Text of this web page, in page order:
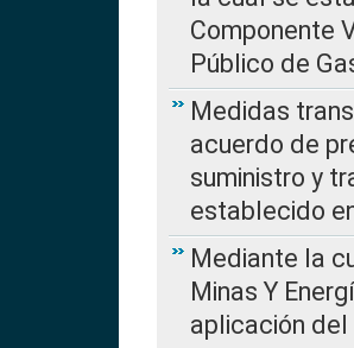
Componente
Público de
Medidas
acuerdo de
suministro y
establecido
Mediante la
Minas Y
aplicación